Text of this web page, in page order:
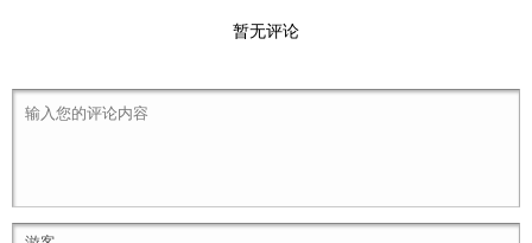
暂无评论